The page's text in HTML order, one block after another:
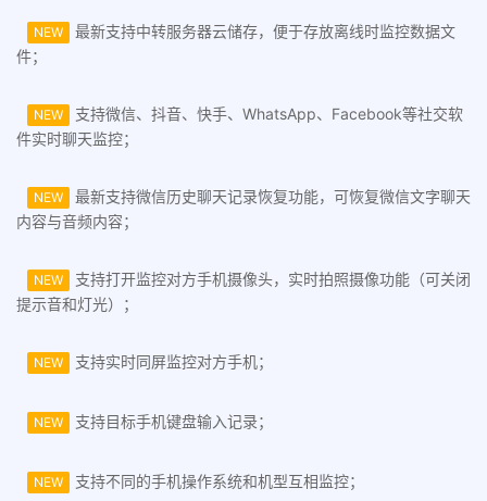
NEW
最新支持中转服务器云储存，便于存放离线时监控数据文
件；
NEW
支持微信、抖音、快手、WhatsApp、Facebook等社交软
件实时聊天监控；
NEW
最新支持微信历史聊天记录恢复功能，可恢复微信文字聊天
内容与音频内容；
NEW
支持打开监控对方手机摄像头，实时拍照摄像功能（可关闭
提示音和灯光）；
NEW 支持实时同屏监控对方手机；
NEW 支持目标手机键盘输入记录；
NEW 支持不同的手机操作系统和机型互相监控；